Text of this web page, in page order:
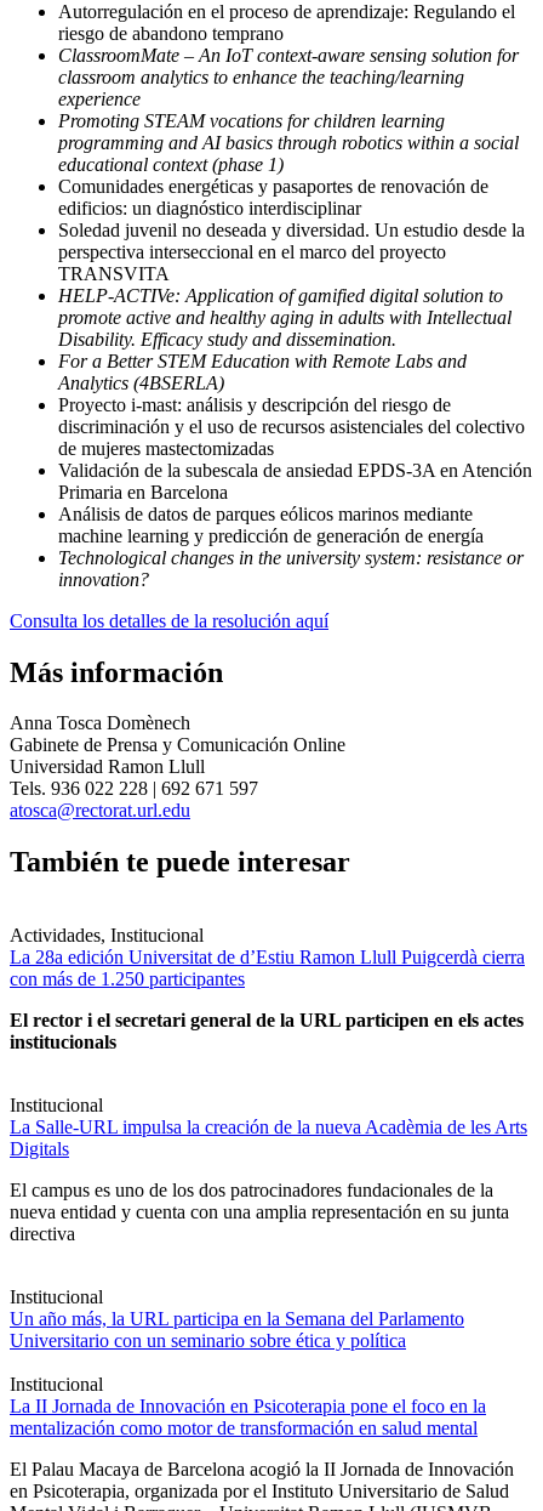
Autorregulación en el proceso de aprendizaje: Regulando el
riesgo de abandono temprano
ClassroomMate – An IoT context-aware sensing solution for
classroom analytics to enhance the teaching/learning
experience
Promoting STEAM vocations for children learning
programming and AI basics through robotics within a social
educational context (phase 1)
Comunidades energéticas y pasaportes de renovación de
edificios: un diagnóstico interdisciplinar
Soledad juvenil no deseada y diversidad. Un estudio desde la
perspectiva interseccional en el marco del proyecto
TRANSVITA
HELP-ACTIVe: Application of gamified digital solution to
promote active and healthy aging in adults with Intellectual
Disability. Efficacy study and dissemination.
For a Better STEM Education with Remote Labs and
Analytics (4BSERLA)
Proyecto i-mast: análisis y descripción del riesgo de
discriminación y el uso de recursos asistenciales del colectivo
de mujeres mastectomizadas
Validación de la subescala de ansiedad EPDS-3A en Atención
Primaria en Barcelona
Análisis de datos de parques eólicos marinos mediante
machine learning y predicción de generación de energía
Technological changes in the university system: resistance or
innovation?
Consulta los detalles de la resolución aquí
Más información
Anna Tosca Domènech
Gabinete de Prensa y Comunicación Online
Universidad Ramon Llull
Tels. 936 022 228 | 692 671 597
atosca@rectorat.url.edu
También te puede interesar
Actividades, Institucional
La 28a edición Universitat de d’Estiu Ramon Llull Puigcerdà cierra
con más de 1.250 participantes
El rector i el secretari general de la URL participen en els actes
institucionals
Institucional
La Salle-URL impulsa la creación de la nueva Acadèmia de les Arts
Digitals
El campus es uno de los dos patrocinadores fundacionales de la
nueva entidad y cuenta con una amplia representación en su junta
directiva
Institucional
Un año más, la URL participa en la Semana del Parlamento
Universitario con un seminario sobre ética y política
Institucional
La II Jornada de Innovación en Psicoterapia pone el foco en la
mentalización como motor de transformación en salud mental
El Palau Macaya de Barcelona acogió la II Jornada de Innovación
en Psicoterapia, organizada por el Instituto Universitario de Salud